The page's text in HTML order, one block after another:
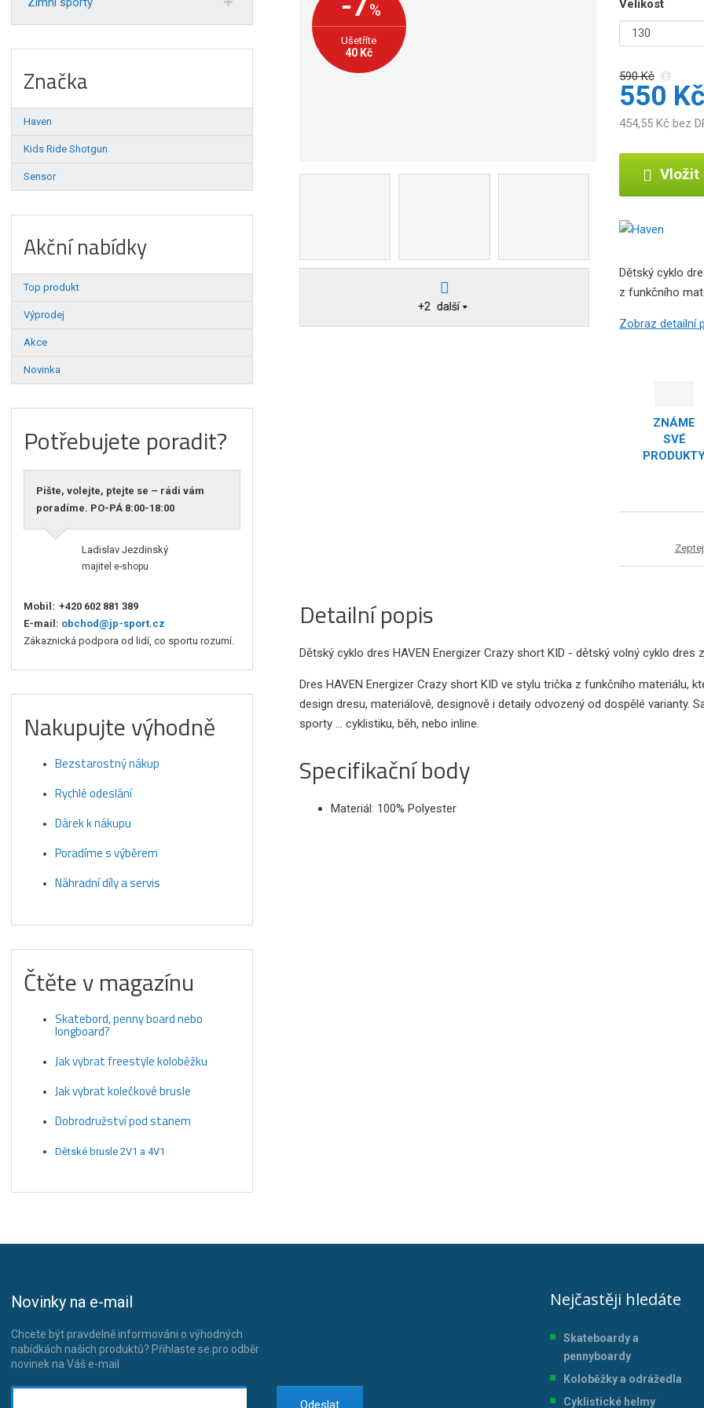
+2 další
Velikost
-7%
Ušetříte
40 Kč
590 Kč
550 Kč
454,55 Kč bez
Vložit
Dětský cyklo
z funkčního
Zobraz detailní
ZNÁME
SVÉ
Detailní popis
Dětský cyklo dres HAVEN Energizer Crazy short KID - dětský volný cyklo
Dres HAVEN Energizer Crazy short KID ve stylu trička z funkčního materiálu,
design dresu, materiálově, designově i detaily odvozený od dospělé varianty.
sporty ... cyklistiku, běh, nebo inline.
Specifikační body
Materiál: 100% Polyester
Značka
Haven
Kids Ride Shotgun
Sensor
Akční nabídky
Top produkt
Výprodej
Akce
Novinka
Potřebujete poradit?
Pište, volejte, ptejte se – rádi vám
poradíme. PO-PÁ 8:00-18:00
Ladislav Jezdinský
majitel e-shopu
Mobil: +420 602 881 389
E-mail: obchod@jp-sport.cz
Zákaznická podpora od lidí, co sportu rozumí.
Nakupujte výhodně
Bezstarostný nákup
Rychlé odeslání
Dárek k nákupu
Poradíme s výběrem
Náhradní díly a servis
Čtěte v magazínu
Skatebord, penny board nebo
longboard?
Jak vybrat freestyle koloběžku
Jak vybrat kolečkové brusle
Dobrodružství pod stanem
Dětské brusle 2V1 a 4V1
Novinky na e-mail
Chcete být pravdelně informováni o výhodných
nabídkách našich produktů? Přihlaste se pro odběr
novinek na Váš e-mail
Odeslat
Nejčastěji hledáte
Skateboardy a
pennyboardy
Koloběžky a odrážedla
Cyklistické helmy